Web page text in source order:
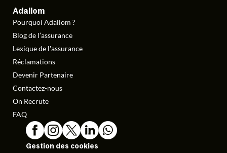
Adallom
Pourquoi Adallom ?
Blog de l’assurance
Lexique de l'assurance
Réclamations
Devenir Partenaire
Contactez-nous
On Recrute
FAQ
Gestion des cookies